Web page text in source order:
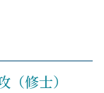
修士）